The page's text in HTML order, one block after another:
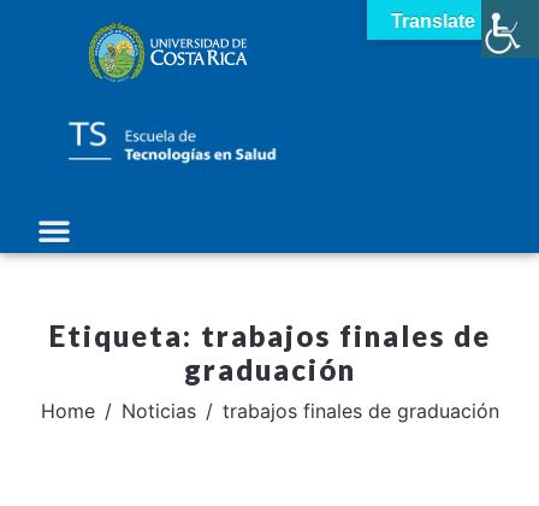
Etiqueta: trabajos finales de
graduación
Home Noticias trabajos finales de graduación
Translate »